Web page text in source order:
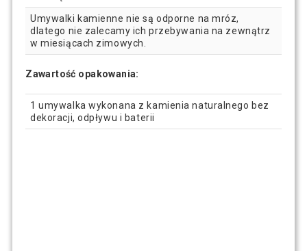
Umywalki kamienne nie są odporne na mróz,
dlatego nie zalecamy ich przebywania na zewnątrz
w miesiącach zimowych.
Zawartość opakowania:
1 umywalka wykonana z kamienia naturalnego bez
dekoracji, odpływu i baterii